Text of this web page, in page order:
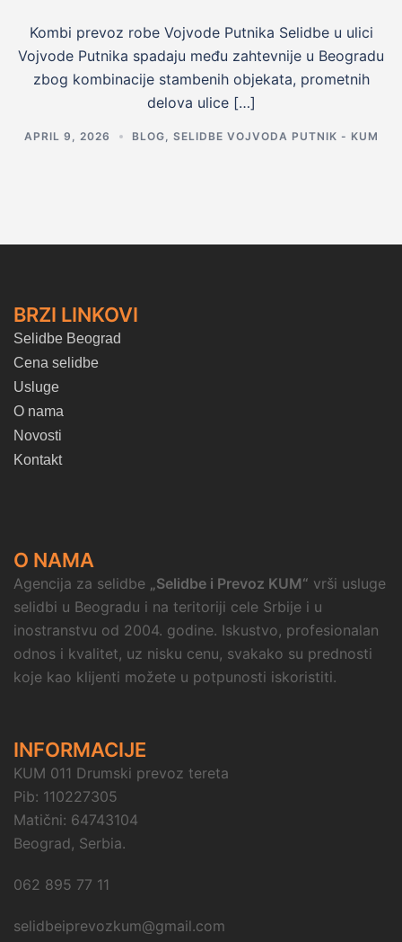
Kombi prevoz robe Vojvode Putnika Selidbe u ulici
Vojvode Putnika spadaju među zahtevnije u Beogradu
zbog kombinacije stambenih objekata, prometnih
delova ulice […]
APRIL 9, 2026 BLOG SELIDBE VOJVODA PUTNIK - KUM
BRZI LINKOVI
Selidbe Beograd
Cena selidbe
Usluge
O nama
Novosti
Kontakt
O NAMA
Agencija za selidbe „Selidbe i Prevoz KUM“ vrši usluge
selidbi u Beogradu i na teritoriji cele Srbije i u
inostranstvu od 2004. godine. Iskustvo, profesionalan
odnos i kvalitet, uz nisku cenu, svakako su prednosti
koje kao klijenti možete u potpunosti iskoristiti.
INFORMACIJE
KUM 011 Drumski prevoz tereta
Pib: 110227305
Matični: 64743104
Beograd, Serbia.
062 895 77 11
selidbeiprevozkum@gmail.com